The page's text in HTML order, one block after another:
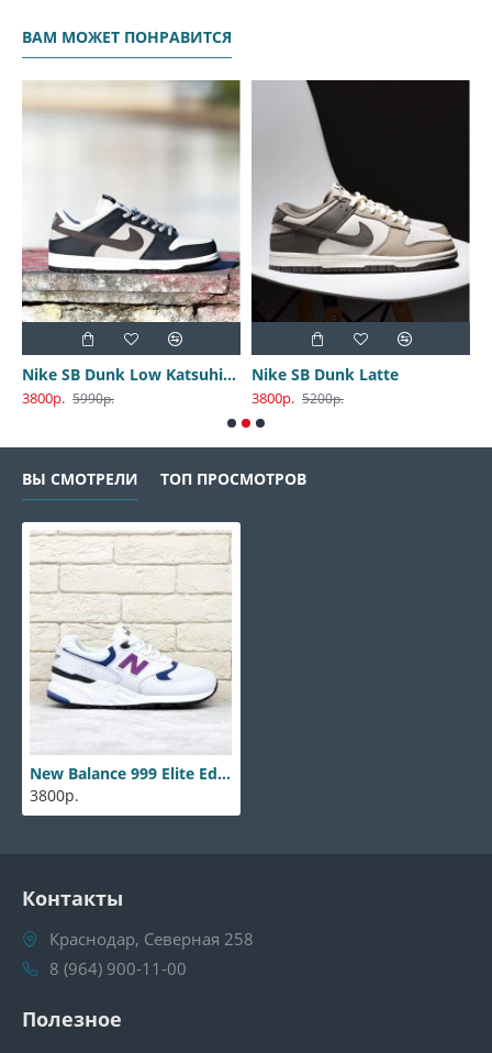
ВАМ МОЖЕТ ПОНРАВИТСЯ
Nike SB Dunk Low Katsuhiro Otomo
3800р. 5990р.
Nike SB Dunk Latte
3800р. 5200р.
ВЫ СМОТРЕЛИ ТОП ПРОСМОТРОВ
New Balance 999 Elite Edition White
3800р.
Контакты
Краснодар, Северная 258
8 (964) 900-11-00
Полезное